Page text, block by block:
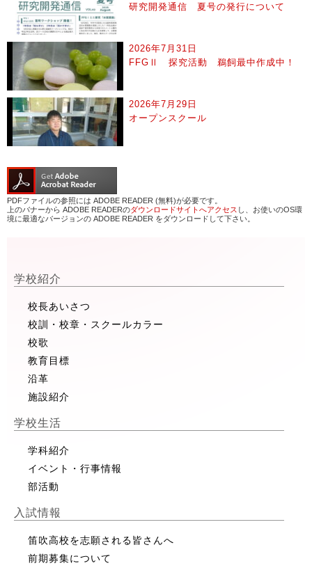
研究開発通信 夏号の発行について
2026年7月31日
FFGⅡ 探究活動 鵜飼最中作成中！
2026年7月29日
オープンスクール
PDFファイルの参照には ADOBE READER (無料)が必要です。
上のバナーから ADOBE READERのダウンロードサイトへアクセス し、お使いのOS環
境に最適なバージョンの ADOBE READER をダウンロードして下さい。
学校紹介
校長あいさつ
校訓・校章・スクールカラー
校歌
教育目標
沿革
施設紹介
学校生活
学科紹介
イベント・行事情報
部活動
入試情報
笛吹高校を志願される皆さんへ
前期募集について